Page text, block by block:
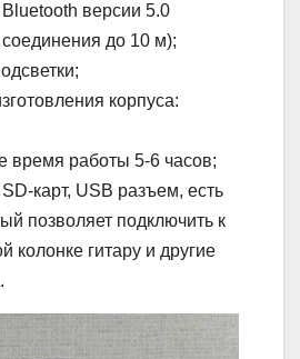
версии 5.0
соединения до 10 м);
корпуса:
время работы 5-6 часов;
карт, USB разъем, есть
позволяет подключить к
колонке гитару и другие